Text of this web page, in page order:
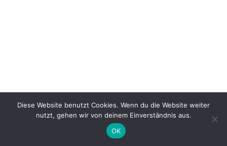
Diese Website benutzt Cookies. Wenn du die Website weiter
nutzt, gehen wir von deinem Einverständnis aus.
OK